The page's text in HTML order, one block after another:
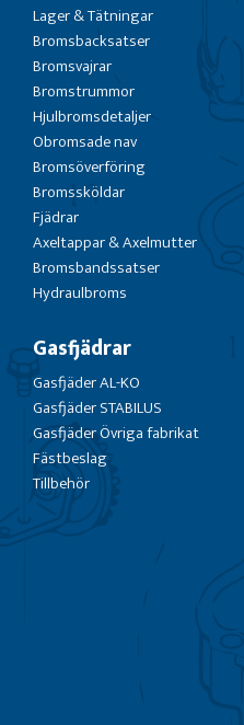
Lager & Tätningar
Bromsbacksatser
Bromsvajrar
Bromstrummor
Hjulbromsdetaljer
Obromsade nav
Bromsöverföring
Bromssköldar
Fjädrar
Axeltappar & Axelmutter
Bromsbandssatser
Hydraulbroms
Gasfjädrar
Gasfjäder AL-KO
Gasfjäder STABILUS
Gasfjäder Övriga fabrikat
Fästbeslag
Tillbehör